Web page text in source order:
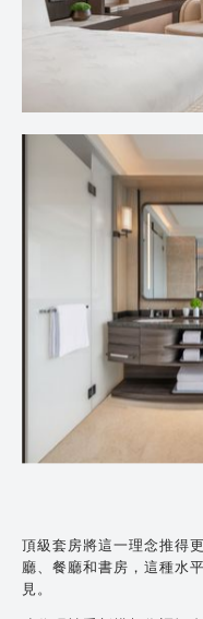
頂級套房將這一理念推得
廳、餐廳和書房，這種水
見。